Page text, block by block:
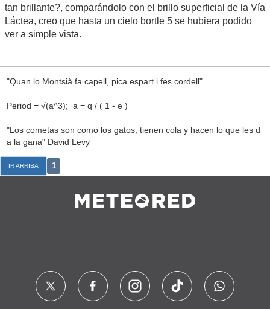
tan brillante?, comparándolo con el brillo superficial de la Vía
Láctea, creo que hasta un cielo bortle 5 se hubiera podido
ver a simple vista.
"Quan lo Montsià fa capell, pica espart i fes cordell"
Period = √(a^3); a = q / ( 1 - e )
"Los cometas son como los gatos, tienen cola y hacen lo que les d
a la gana" David Levy
IR ARRIBA 1